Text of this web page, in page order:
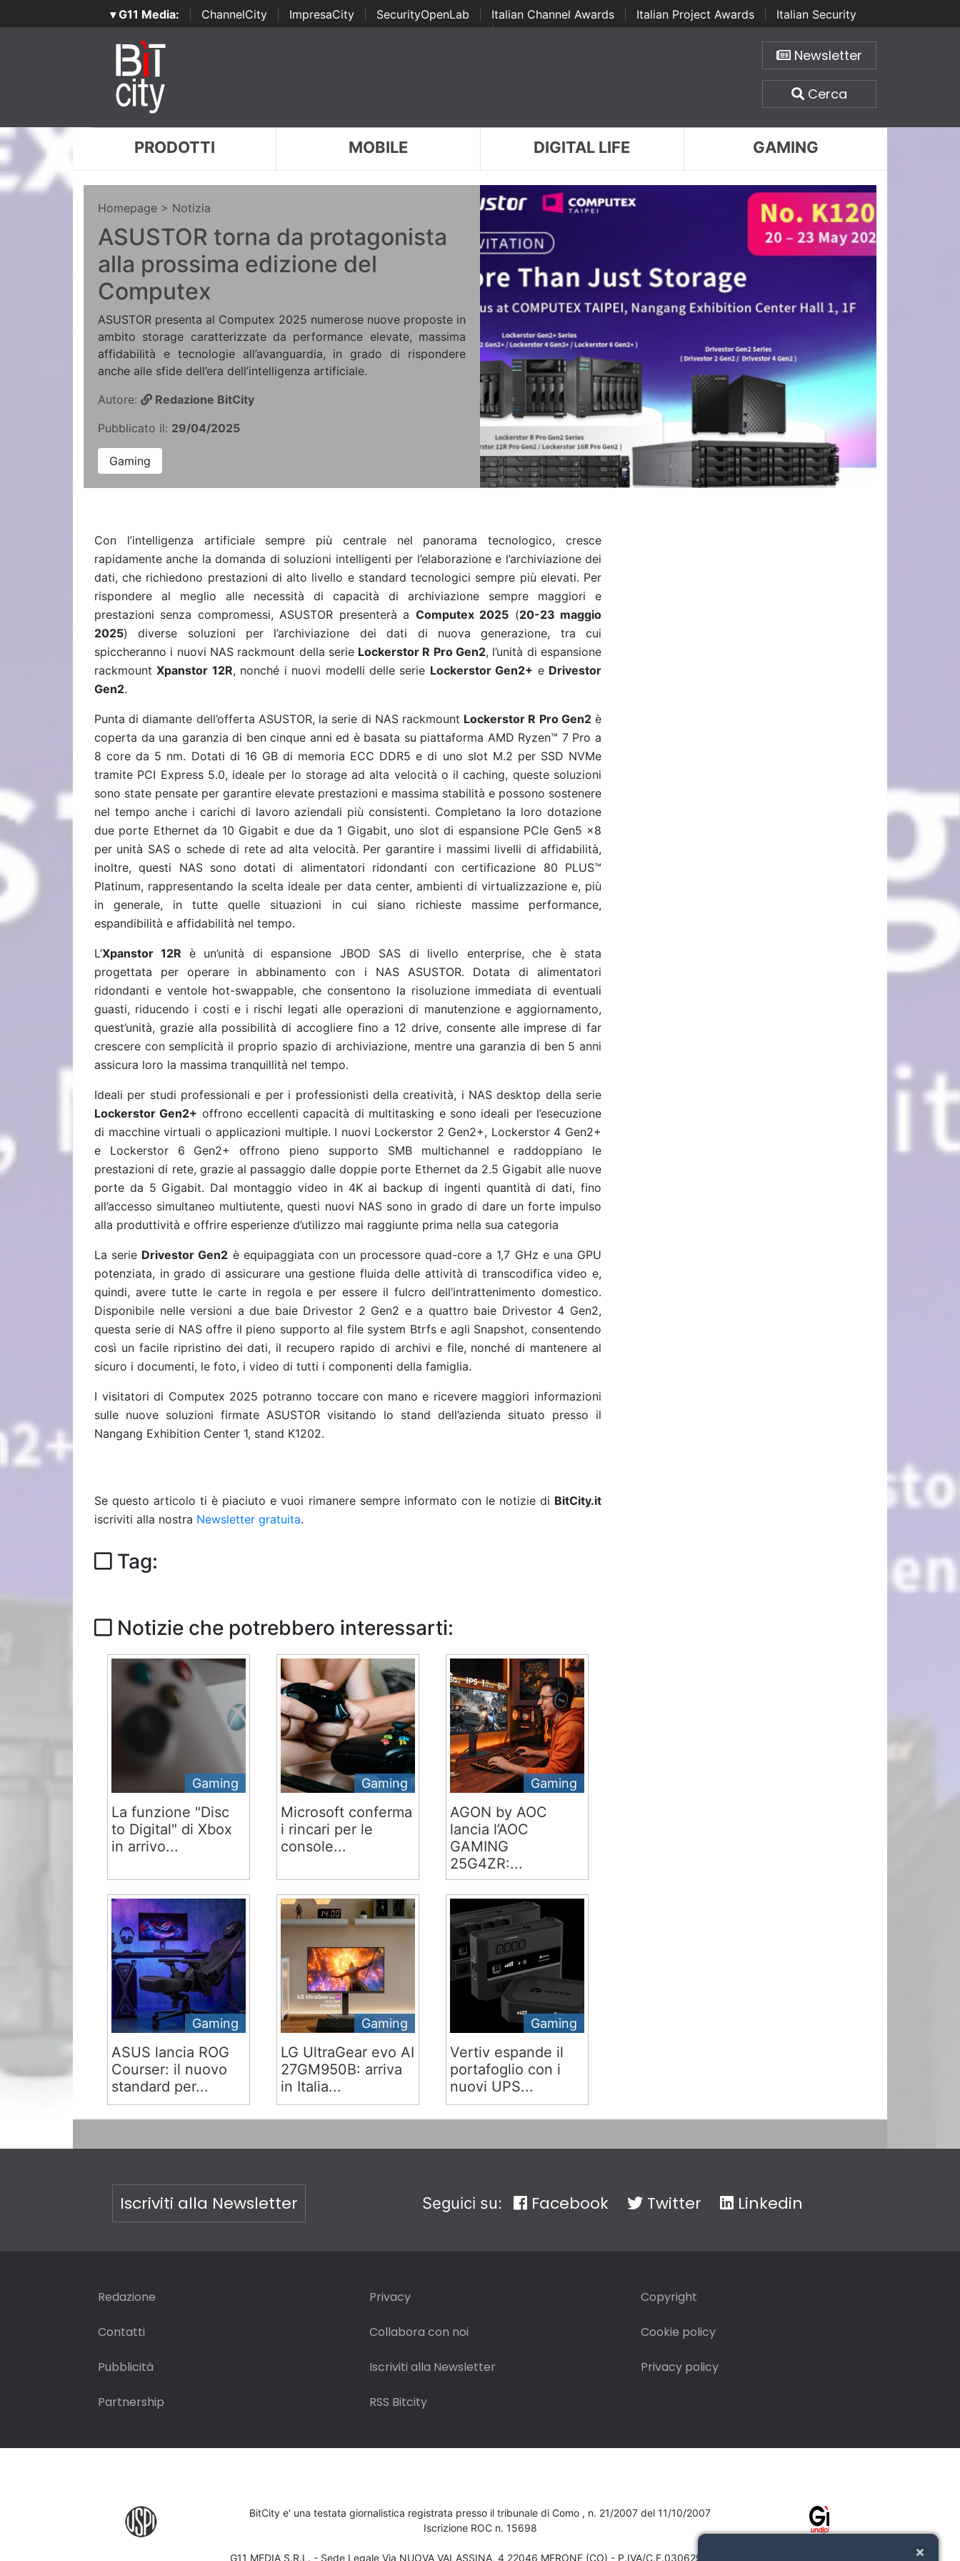
▾ G11 Media: ChannelCity ImpresaCity SecurityOpenLab Italian Channel Awards Italian Project Awards
Italian Security
Awards | ...
Newsletter
Cerca
PRODOTTI MOBILE DIGITAL LIFE GAMING
Homepage > Notizia
ASUSTOR torna da protagonista
alla prossima edizione del
Computex
ASUSTOR presenta al Computex 2025 numerose nuove proposte in
ambito storage caratterizzate da performance elevate, massima
affidabilità e tecnologie all’avanguardia, in grado di rispondere
anche alle sfide dell’era dell’intelligenza artificiale.
Autore:
Redazione BitCity
Pubblicato il: 29/04/2025
Gaming
Con l’intelligenza artificiale sempre più centrale nel panorama tecnologico, cresce
rapidamente anche la domanda di soluzioni intelligenti per l’elaborazione e l’archiviazione dei
dati, che richiedono prestazioni di alto livello e standard tecnologici sempre più elevati. Per
rispondere al meglio alle necessità di capacità di archiviazione sempre maggiori e
prestazioni senza compromessi, ASUSTOR presenterà a Computex 2025 (20-23 maggio
2025) diverse soluzioni per l’archiviazione dei dati di nuova generazione, tra cui
spiccheranno i nuovi NAS rackmount della serie Lockerstor R Pro Gen2, l’unità di espansione
rackmountXpanstor 12R, nonché i nuovi modelli delle serie Lockerstor Gen2+ e Drivestor
Gen2.
Punta di diamante dell’offerta ASUSTOR, la serie di NAS rackmount Lockerstor R Pro Gen2è
coperta da una garanzia di ben cinque anni ed è basata su piattaforma AMD Ryzen™ 7 Pro a
8 core da 5 nm. Dotati di 16 GB di memoria ECC DDR5 e di uno slot M.2 per SSD NVMe
tramite PCI Express 5.0, ideale per lo storage ad alta velocità o il caching, queste soluzioni
sono state pensate per garantire elevate prestazioni e massima stabilità e possono sostenere
nel tempo anche i carichi di lavoro aziendali più consistenti. Completano la loro dotazione
due porte Ethernet da 10 Gigabit e due da 1 Gigabit, uno slot di espansione PCIe Gen5 x8
per unità SAS o schede di rete ad alta velocità. Per garantire i massimi livelli di affidabilità,
inoltre, questi NAS sono dotati di alimentatori ridondanti con certificazione 80 PLUS™
Platinum, rappresentando la scelta ideale per data center, ambienti di virtualizzazione e, più
in generale, in tutte quelle situazioni in cui siano richieste massime performance,
espandibilità e affidabilità nel tempo.
L’Xpanstor 12R è un’unità di espansione JBOD SAS di livello enterprise, che è stata
progettata per operare in abbinamento con i NAS ASUSTOR. Dotata di alimentatori
ridondanti e ventole hot-swappable, che consentono la risoluzione immediata di eventuali
guasti, riducendo i costi e i rischi legati alle operazioni di manutenzione e aggiornamento,
quest’unità, grazie alla possibilità di accogliere fino a 12 drive, consente alle imprese di far
crescere con semplicità il proprio spazio di archiviazione, mentre una garanzia di ben 5 anni
assicura loro la massima tranquillità nel tempo.
Ideali per studi professionali e per i professionisti della creatività, i NAS desktop della serie
Lockerstor Gen2+ offrono eccellenti capacità di multitasking e sono ideali per l’esecuzione
di macchine virtuali o applicazioni multiple. I nuovi Lockerstor 2 Gen2+, Lockerstor 4 Gen2+
e Lockerstor 6 Gen2+ offrono pieno supporto SMB multichannel e raddoppiano le
prestazioni di rete, grazie al passaggio dalle doppie porte Ethernet da 2.5 Gigabit alle nuove
porte da 5 Gigabit. Dal montaggio video in 4K ai backup di ingenti quantità di dati, fino
all’accesso simultaneo multiutente, questi nuovi NAS sono in grado di dare un forte impulso
alla produttività e offrire esperienze d’utilizzo mai raggiunte prima nella sua categoria
La serie Drivestor Gen2 è equipaggiata con un processore quad-core a 1,7 GHz e una GPU
potenziata, in grado di assicurare una gestione fluida delle attività di transcodifica video e,
quindi, avere tutte le carte in regola e per essere il fulcro dell’intrattenimento domestico.
Disponibile nelle versioni a due baie Drivestor 2 Gen2 e a quattro baie Drivestor 4 Gen2,
questa serie di NAS offre il pieno supporto al file system Btrfs e agli Snapshot, consentendo
così un facile ripristino dei dati, il recupero rapido di archivi e file, nonché di mantenere al
sicuro i documenti, le foto, i video di tutti i componenti della famiglia.
I visitatori di Computex 2025 potranno toccare con mano e ricevere maggiori informazioni
sulle nuove soluzioni firmate ASUSTOR visitando lo stand dell’azienda situato presso il
Nangang Exhibition Center 1, stand K1202.
Se questo articolo ti è piaciuto e vuoi rimanere sempre informato con le notizie di BitCity.it
iscriviti alla nostra Newsletter gratuita.
Tag:
Notizie che potrebbero interessarti:
Gaming
La funzione "Disc
to Digital" di Xbox
in arrivo...
Gaming
Microsoft conferma
i rincari per le
console...
Gaming
AGON by AOC
lancia l’AOC
GAMING
25G4ZR:...
Gaming
ASUS lancia ROG
Courser: il nuovo
standard per...
Gaming
LG UltraGear evo AI
27GM950B: arriva
in Italia...
Gaming
Vertiv espande il
portafoglio con i
nuovi UPS...
Iscriviti alla Newsletter Seguici su: Facebook Twitter Linkedin
Redazione
Contatti
Pubblicità
Partnership
Privacy
Collabora con noi
Iscriviti alla Newsletter
RSS Bitcity
Copyright
Cookie policy
Privacy policy
BitCity e' una testata giornalistica registrata presso il tribunale di Como , n. 21/2007 del 11/10/2007
Iscrizione ROC n. 15698
G11 MEDIA S.R.L. - Sede Legale Via NUOVA VALASSINA, 4 22046 MERONE (CO) - P.IVA/C.F.03062910132